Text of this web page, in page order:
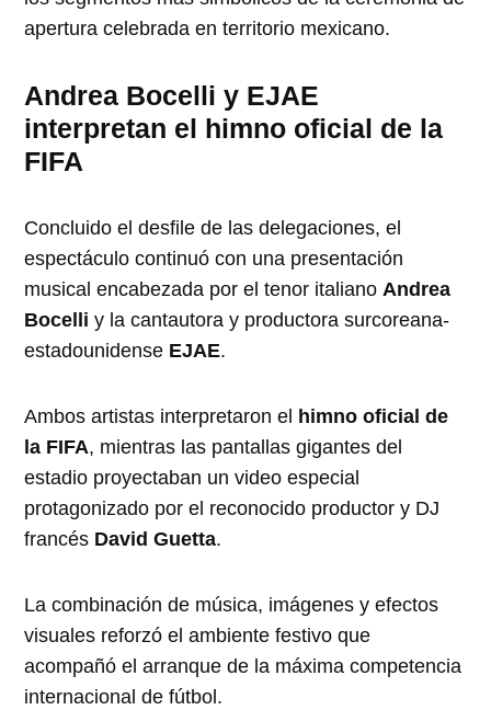
apertura celebrada en territorio mexicano.
Andrea Bocelli y EJAE
interpretan el himno oficial de la
FIFA
Concluido el desfile de las delegaciones, el
espectáculo continuó con una presentación
musical encabezada por el tenor italianoAndrea
Bocelli y la cantautora y productora surcoreana-
estadounidense EJAE.
Ambos artistas interpretaron el himno oficial de
la FIFA, mientras las pantallas gigantes del
estadio proyectaban un video especial
protagonizado por el reconocido productor y DJ
francés David Guetta.
La combinación de música, imágenes y efectos
visuales reforzó el ambiente festivo que
acompañó el arranque de la máxima competencia
internacional de fútbol.